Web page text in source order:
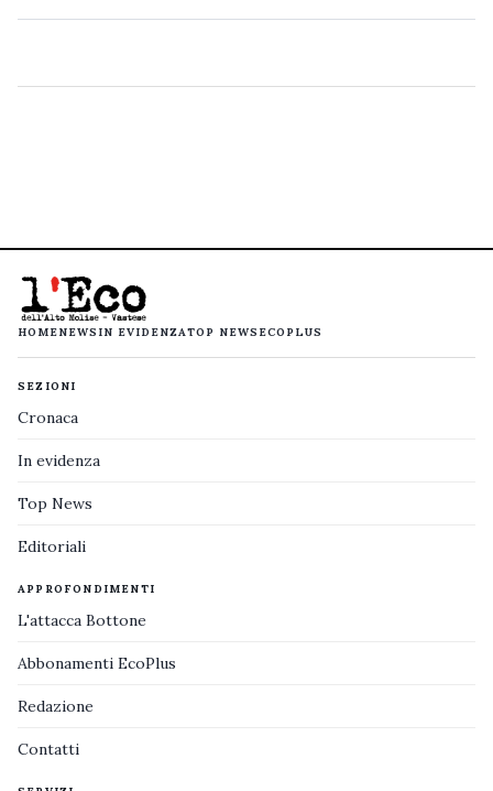
HOMENEWS IN EVIDENZATOP NEWS ECOPLUS
SEZIONI
Cronaca
In evidenza
Top News
Editoriali
APPROFONDIMENTI
L'attacca Bottone
Abbonamenti EcoPlus
Redazione
Contatti